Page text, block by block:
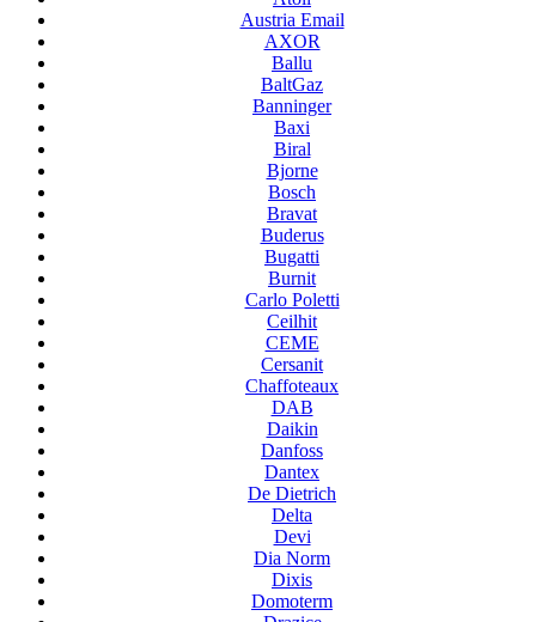
Austria Email
AXOR
Ballu
BaltGaz
Banninger
Baxi
Biral
Bjorne
Bosch
Bravat
Buderus
Bugatti
Burnit
Carlo Poletti
Ceilhit
CEME
Cersanit
Chaffoteaux
DAB
Daikin
Danfoss
Dantex
De Dietrich
Delta
Devi
Dia Norm
Dixis
Domoterm